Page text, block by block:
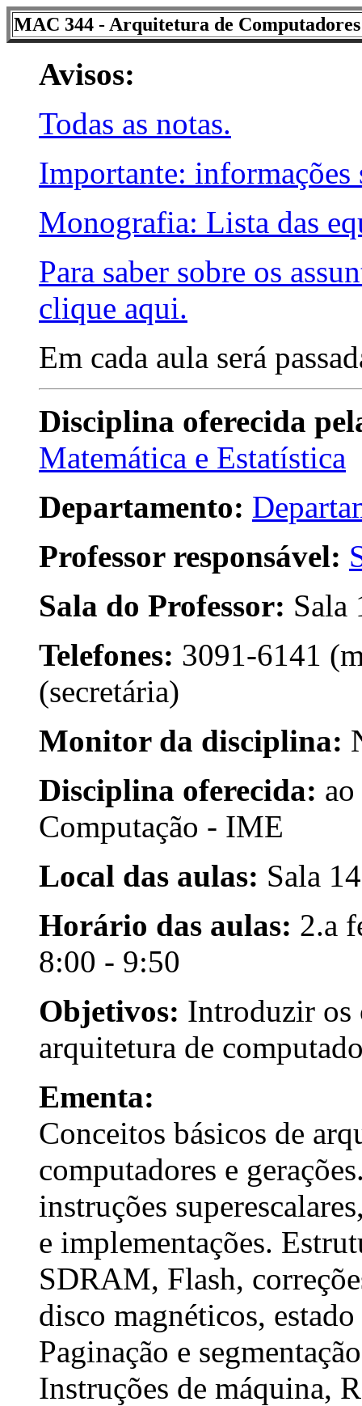
MAC 344 - Arquitetura de Computadores
Avisos:
Todas as notas.
Importante:
Monografia: Lista das
Para saber sobre os
clique aqui.
Em cada aula será
Disciplina oferecida
Matemática e Estatística
Departamento:
Professor responsável:
Sala do Professor: Sala
Telefones: 3091-6141
(secretária)
Monitor da disciplina:
Disciplina oferecida:
Computação - IME
Local das aulas: Sala
Horário das aulas: 2.a
8:00 - 9:50
Objetivos: Introduzir os
arquitetura de
Ementa:
Conceitos básicos de
computadores e
instruções
e implementações.
SDRAM, Flash,
disco magnéticos,
Paginação e
Instruções de máquina,